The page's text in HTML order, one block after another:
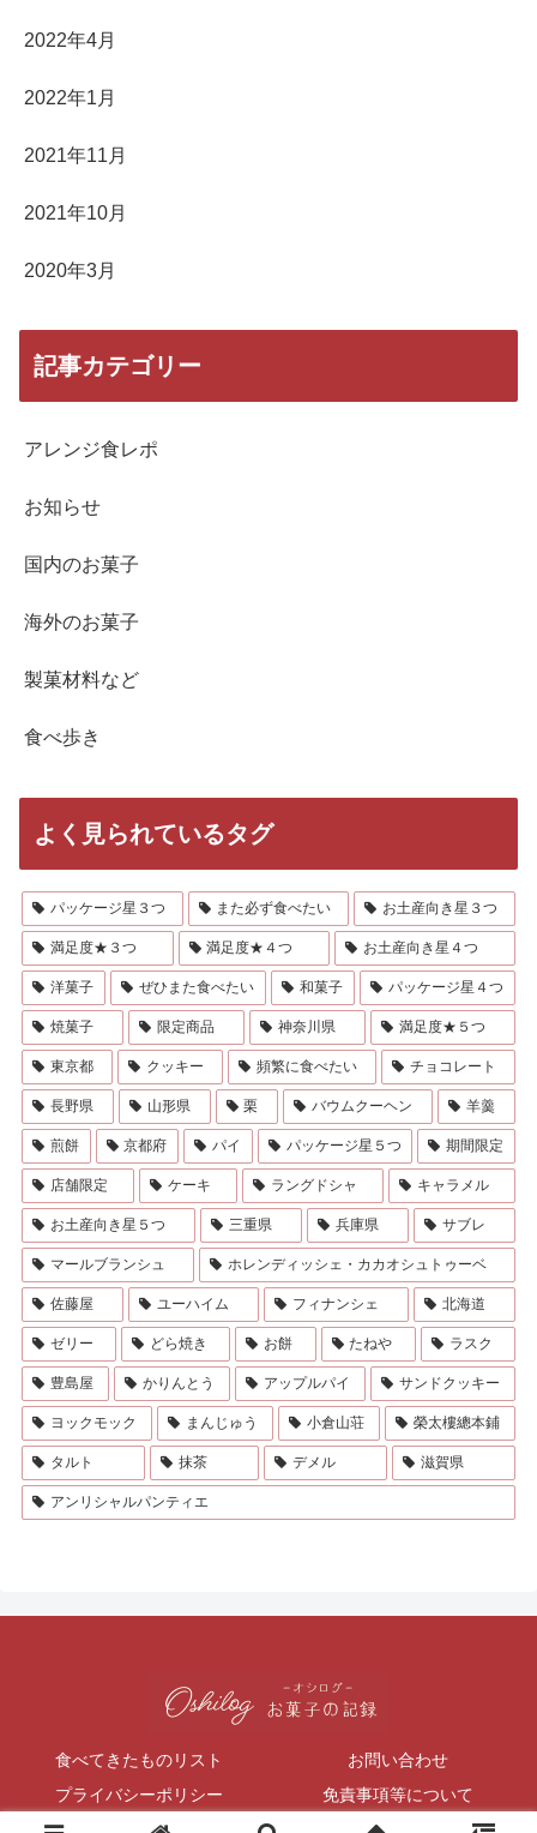
2022年4月
2022年1月
2021年11月
2021年10月
2020年3月
記事カテゴリー
アレンジ食レポ
お知らせ
国内のお菓子
海外のお菓子
製菓材料など
食べ歩き
よく見られているタグ
パッケージ星３つ また必ず食べたい お土産向き星３つ
満足度★３つ 満足度★４つ お土産向き星４つ
洋菓子 ぜひまた食べたい 和菓子 パッケージ星４つ
焼菓子 限定商品 神奈川県 満足度★５つ
東京都 クッキー 頻繁に食べたい チョコレート
長野県 山形県 栗 バウムクーヘン 羊羹
煎餅 京都府 パイ パッケージ星５つ 期間限定
店舗限定 ケーキ ラングドシャ キャラメル
お土産向き星５つ 三重県 兵庫県 サブレ
マールブランシュ ホレンディッシェ・カカオシュトゥーベ
佐藤屋 ユーハイム フィナンシェ 北海道
ゼリー どら焼き お餅 たねや ラスク
豊島屋 かりんとう アップルパイ サンドクッキー
ヨックモック まんじゅう 小倉山荘 榮太樓總本鋪
タルト 抹茶 デメル 滋賀県
アンリシャルパンティエ
食べてきたものリスト
お問い合わせ
プライバシーポリシー
免責事項等について